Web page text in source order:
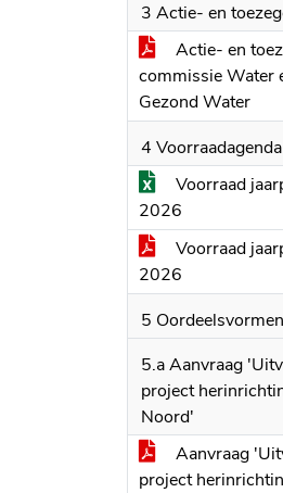
3 Actie- en
Actie- en
commissie Water
Gezond Water
4 Voorraadagenda
Voorraad
2026
Voorraad
2026
5
5.a Aanvraag
project
Noord'
Aanvraag
project